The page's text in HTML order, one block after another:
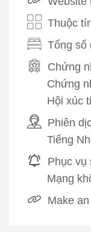
Thuộc
Tổng số
Chứng
Chứng
Hội xúc
Phiên
Tiếng
Phục vụ
Mạng
Make